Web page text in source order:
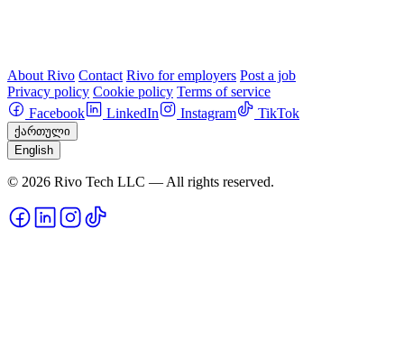
About Rivo Contact Rivo for employers Post a job
Privacy policy Cookie policy Terms of service
Facebook
LinkedIn Instagram TikTok
ქართული
English
© 2026 Rivo Tech LLC — All rights reserved.